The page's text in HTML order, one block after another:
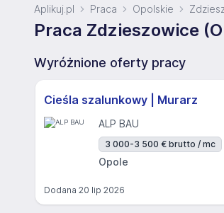
Aplikuj.pl Praca Opolskie
Praca Zdzieszowice
Wyróżnione oferty pracy
Cieśla szalunkowy | Murarz
ALP BAU
3 000-3 500 € brutto / mc
Opole
Dodana 20 lip 2026